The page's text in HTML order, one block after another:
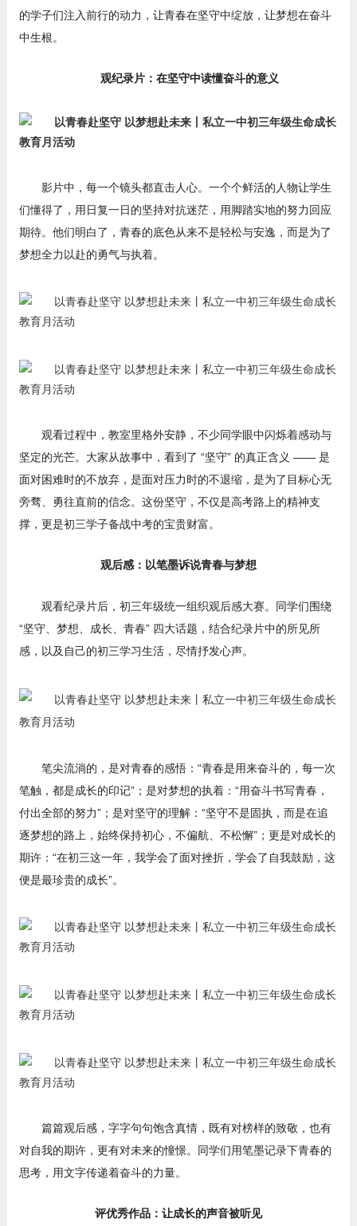
的学子们注入前行的动力，让青春在坚守中绽放，让梦想在奋斗
中生根。
观纪录片：在坚守中读懂奋斗的意义
影片中，每一个镜头都直击人心。一个个鲜活的人物让学生
们懂得了，用日复一日的坚持对抗迷茫，用脚踏实地的努力回应
期待。他们明白了，青春的底色从来不是轻松与安逸，而是为了
梦想全力以赴的勇气与执着。
观看过程中，教室里格外安静，不少同学眼中闪烁着感动与
坚定的光芒。大家从故事中，看到了 “坚守” 的真正含义 —— 是
面对困难时的不放弃，是面对压力时的不退缩，是为了目标心无
旁骛、勇往直前的信念。这份坚守，不仅是高考路上的精神支
撑，更是初三学子备战中考的宝贵财富。
观后感：以笔墨诉说青春与梦想
观看纪录片后，初三年级统一组织观后感大赛。同学们围绕
“坚守、梦想、成长、青春” 四大话题，结合纪录片中的所见所
感，以及自己的初三学习生活，尽情抒发心声。
笔尖流淌的，是对青春的感悟：“青春是用来奋斗的，每一次
笔触，都是成长的印记”；是对梦想的执着：“用奋斗书写青春，
付出全部的努力”；是对坚守的理解：“坚守不是固执，而是在追
逐梦想的路上，始终保持初心，不偏航、不松懈”；更是对成长的
期许：“在初三这一年，我学会了面对挫折，学会了自我鼓励，这
便是最珍贵的成长”。
篇篇观后感，字字句句饱含真情，既有对榜样的致敬，也有
对自我的期许，更有对未来的憧憬。同学们用笔墨记录下青春的
思考，用文字传递着奋斗的力量。
评优秀作品：让成长的声音被听见